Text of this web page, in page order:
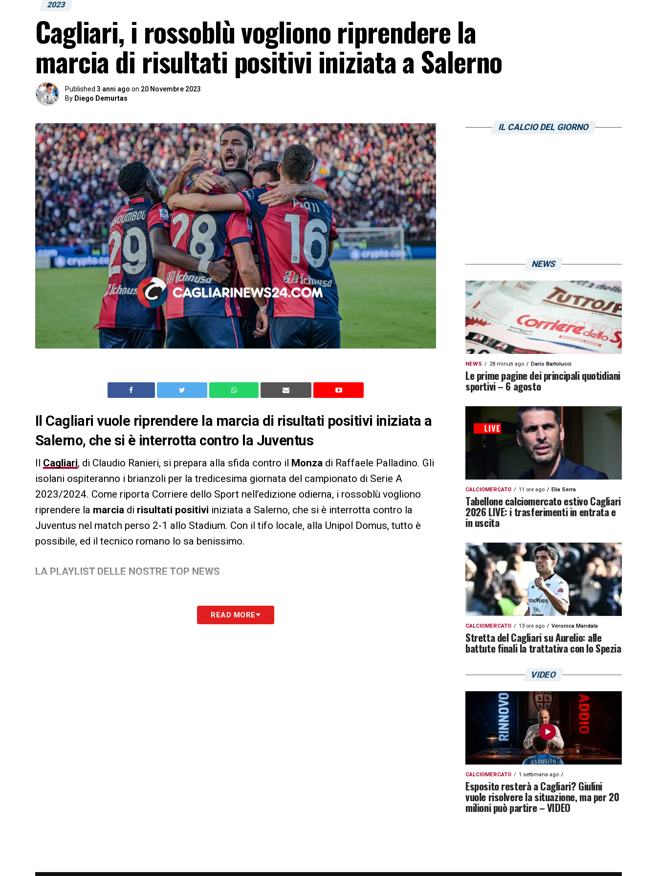
2023
Cagliari, i rossoblù vogliono riprendere la
marcia di risultati positivi iniziata a Salerno
Published 3 anni ago on 20 Novembre 2023
By Diego Demurtas
Il Cagliari vuole riprendere la marcia di risultati positivi iniziata a
Salerno, che si è interrotta contro la Juventus
Il Cagliari, di Claudio Ranieri, si prepara alla sfida contro il Monza di Raffaele Palladino. Gli
isolani ospiteranno i brianzoli per la tredicesima giornata del campionato di Serie A
2023/2024. Come riporta Corriere dello Sport nell’edizione odierna, i rossoblù vogliono
riprendere la marcia di risultati positivi iniziata a Salerno, che si è interrotta contro la
Juventus nel match perso 2-1 allo Stadium. Con il tifo locale, alla Unipol Domus, tutto è
possibile, ed il tecnico romano lo sa benissimo.
LA PLAYLIST DELLE NOSTRE TOP NEWS
READ MORE
IL CALCIO DEL GIORNO
NEWS
NEWS 28 minuti ago Dario Bartolucci
Le prime pagine dei principali quotidiani
sportivi – 6 agosto
CALCIOMERCATO 11 ore ago Elia Serra
Tabellone calciomercato estivo Cagliari
2026 LIVE: i trasferimenti in entrata e
in uscita
CALCIOMERCATO 13 ore ago Veronica Mandala
Stretta del Cagliari su Aurelio: alle
battute finali la trattativa con lo Spezia
VIDEO
CALCIOMERCATO 1 settimana ago
Esposito resterà a Cagliari? Giulini
vuole risolvere la situazione, ma per 20
milioni può partire – VIDEO